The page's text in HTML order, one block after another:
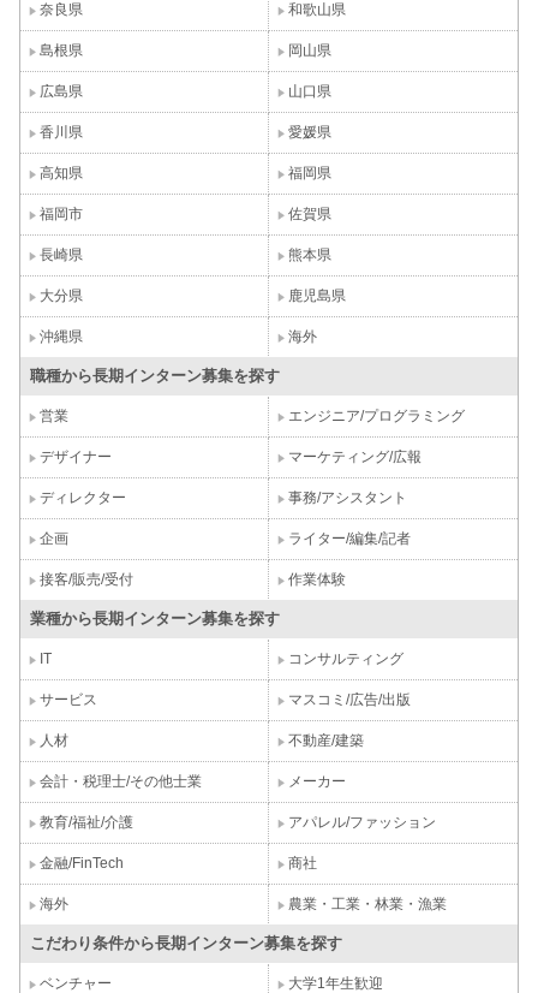
奈良県 和歌山県
島根県 岡山県
広島県 山口県
香川県 愛媛県
高知県 福岡県
福岡市 佐賀県
長崎県 熊本県
大分県 鹿児島県
沖縄県 海外
職種から長期インターン募集を探す
営業 エンジニア/プログラミング
デザイナー マーケティング/広報
ディレクター 事務/アシスタント
企画 ライター/編集/記者
接客/販売/受付 作業体験
業種から長期インターン募集を探す
IT コンサルティング
サービス マスコミ/広告/出版
人材 不動産/建築
会計・税理士/その他士業 メーカー
教育/福祉/介護 アパレル/ファッション
金融/FinTech 商社
海外 農業・工業・林業・漁業
こだわり条件から長期インターン募集を探す
ベンチャー 大学1年生歓迎